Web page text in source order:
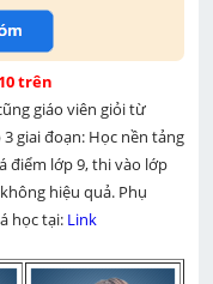
trên
giáo viên giỏi từ
giai đoạn: Học nền tảng
điểm lớp 9, thi vào lớp
hiệu quả. Phụ
học tại: Link